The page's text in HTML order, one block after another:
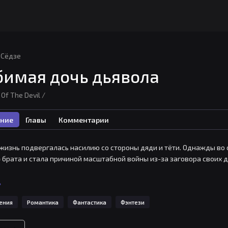
Сёдзе
дочь дьявола
The Devil /
Главы Комментарии
подвергалась насилию со стороны дяди и тёти. Однажды во
брата и стала причиной масштабной войны из-за заговора своих
закончиться вот так! Мия решила своими руками изменить
Романтика Фантастика Фэнтези